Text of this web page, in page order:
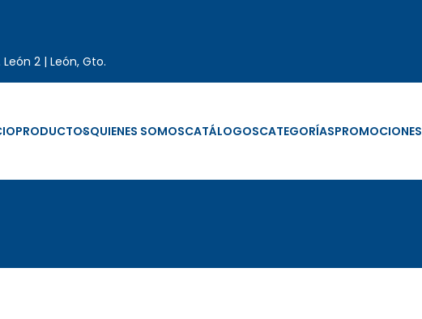
2 | León, Gto.
PRODUCTOSQUIENES SOMOSCATÁLOGOSCATEGORÍASPROMOCIONES